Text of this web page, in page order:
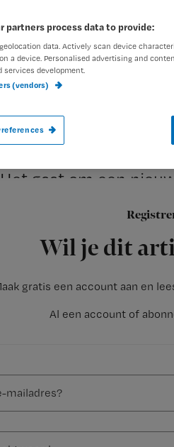
Auteur:
Wil je dit
gratis een account aan en
Al een account of
Het Universitair
Het gaat om een
partners process data to provide:
data. Actively scan device
a device. Personalised advertising and
services development.
(vendors)